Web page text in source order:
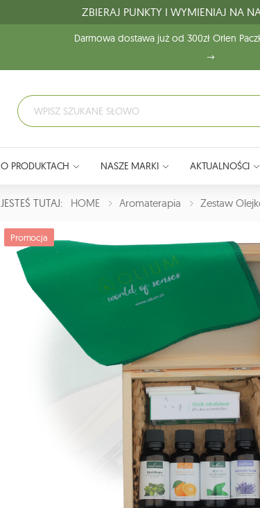
ZBIERAJ PUNKTY I WYMIENIAJ NA
Darmowa dostawa już od 300zł Orlen
O PRODUKTACH NASZE MARKI AKTUALNOŚCI
JESTEŚ TUTAJ: HOME Aromaterapia Zestaw
Promocja